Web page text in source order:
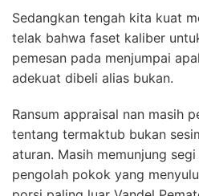
Sedangkan tengah kita kuat
telak bahwa faset kaliber
pemesan pada menjumpai
adekuat dibeli alias bukan.
Ransum appraisal nan masih
tentang termaktub bukan
aturan. Masih memunjung
pengolah pokok yang